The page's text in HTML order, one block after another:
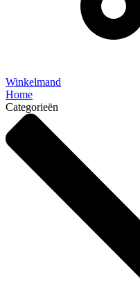
Winkelmand
Home
Categorieën